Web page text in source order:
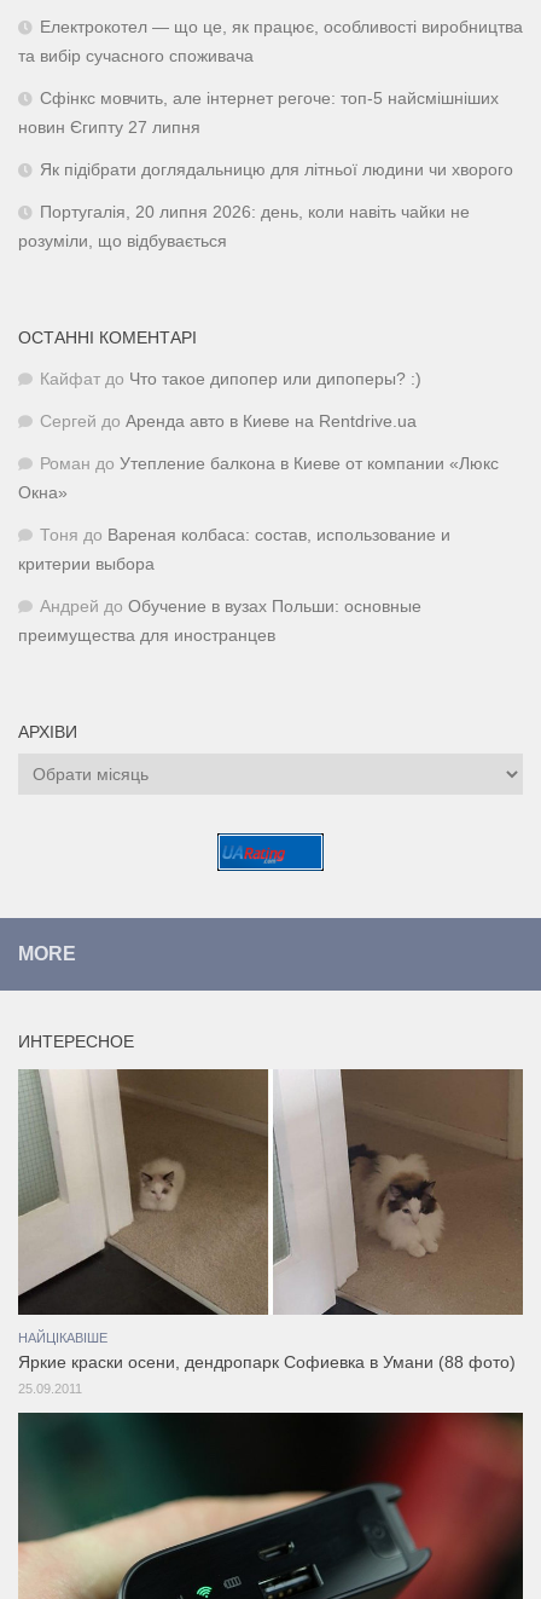
Електрокотел — що це, як працює, особливості виробництва
та вибір сучасного споживача
Сфінкс мовчить, але інтернет регоче: топ-5 найсмішніших
новин Єгипту 27 липня
Як підібрати доглядальницю для літньої людини чи хворого
Португалія, 20 липня 2026: день, коли навіть чайки не
розуміли, що відбувається
ОСТАННІ КОМЕНТАРІ
Кайфат до Что такое дипопер или дипоперы? :)
Сергей до Аренда авто в Киеве на Rentdrive.ua
Роман до Утепление балкона в Киеве от компании «Люкс
Окна»
Тоня до Вареная колбаса: состав, использование и
критерии выбора
Андрей до Обучение в вузах Польши: основные
преимущества для иностранцев
АРХІВИ
Архіви
MORE
ИНТЕРЕСНОЕ
НАЙЦІКАВІШЕ
Яркие краски осени, дендропарк Софиевка в Умани (88 фото)
25.09.2011